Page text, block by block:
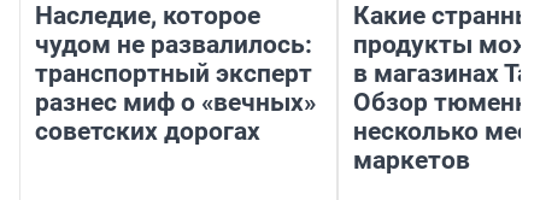
Наследие, которое
чудом не развалилось:
транспортный эксперт
разнес миф о «вечных»
советских дорогах
Какие
продукты
в магазинах
Обзор
несколько
маркетов